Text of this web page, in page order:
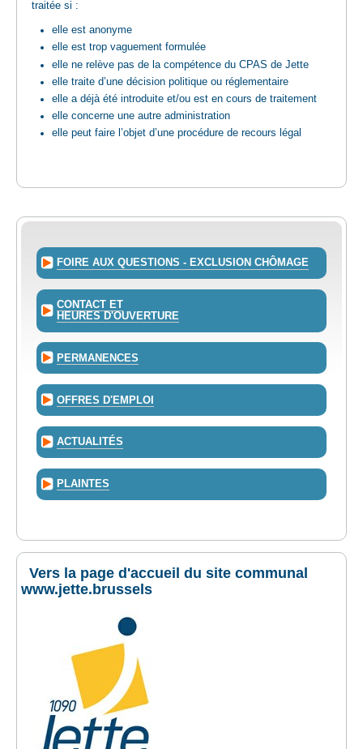
traitée si :
elle est anonyme
elle est trop vaguement formulée
elle ne relève pas de la compétence du CPAS de Jette
elle traite d’une décision politique ou réglementaire
elle a déjà été introduite et/ou est en cours de traitement
elle concerne une autre administration
elle peut faire l’objet d’une procédure de recours légal
FOIRE AUX QUESTIONS - EXCLUSION CHÔMAGE
CONTACT ET
HEURES D'OUVERTURE
PERMANENCES
OFFRES D'EMPLOI
ACTUALITÉS
PLAINTES
Vers la page d'accueil du site communal
www.jette.brussels